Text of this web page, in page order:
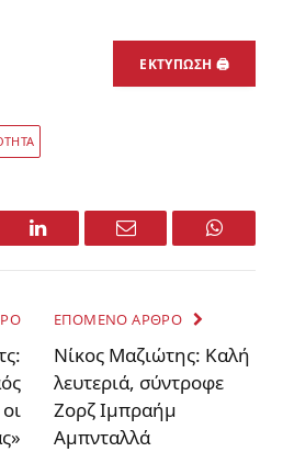
ΕΚΤΥΠΩΣΗ 🖨
LinkedIn Email
ΕΠΟΜΕΝΟ ΑΡΘΡΟ
Νίκος Μαζιώτης: Καλή
λευτεριά, σύντροφε
Ζορζ Ιμπραήμ
Αμπνταλλά